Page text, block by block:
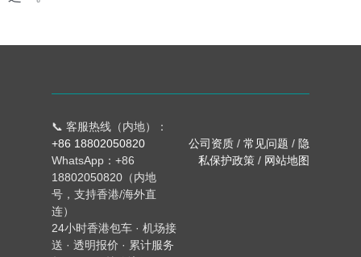
📞 客服热线（内地）：
+86 18802050820
WhatsApp：+86
18802050820（内地
号，支持香港/海外直
连）
24小时香港包车 · 机场接
送 · 透明报价 · 累计服务
公司资质 / 常见问题 / 隐
私保护政策 / 网站地图